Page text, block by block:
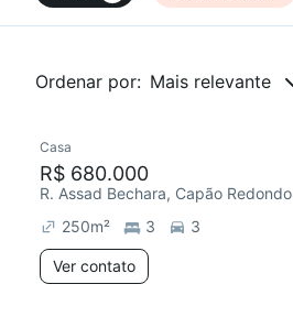
Ordenar por: Mais relevante
Casa
R$ 680.000
R. Assad Bechara, Capão Redondo
250m² 3 3
Ver contato